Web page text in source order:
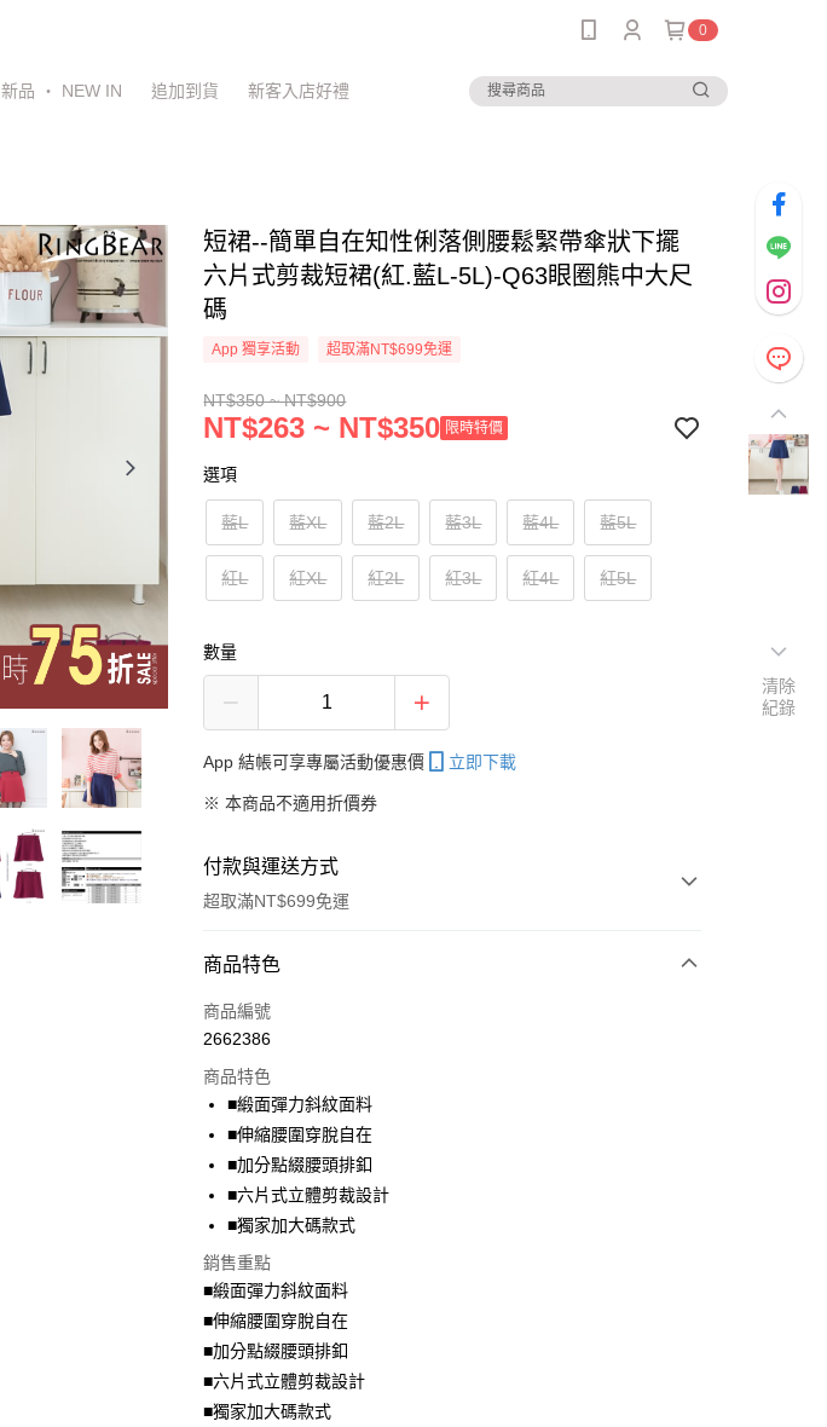
0
新品 ‧ NEW IN 追加到貨 新客入店好禮
短裙--簡單自在知性俐落側腰鬆緊帶傘狀下擺
六片式剪裁短裙(紅.藍L-5L)-Q63眼圈熊中大尺
碼
App 獨享活動 超取滿NT$699免運
NT$350 ~ NT$900
NT$263 ~ NT$350 限時特價
選項
藍L 藍XL 藍2L 藍3L 藍4L 藍5L
紅L 紅XL 紅2L 紅3L 紅4L 紅5L
數量
App 結帳可享專屬活動優惠價 立即下載
※ 本商品不適用折價券
付款與運送方式
超取滿NT$699免運
付款方式
信用卡一次付款
LINE Pay
Apple Pay
街口支付
悠遊付
Google Pay
全盈+PAY
大哥付你分期
相關說明
【大哥付你分期使用說明】
商品特色
商品編號
2662386
商品特色
■緞面彈力斜紋面料
■伸縮腰圍穿脫自在
■加分點綴腰頭排釦
■六片式立體剪裁設計
■獨家加大碼款式
銷售重點
■緞面彈力斜紋面料
■伸縮腰圍穿脫自在
■加分點綴腰頭排釦
■六片式立體剪裁設計
■獨家加大碼款式
清除
紀錄